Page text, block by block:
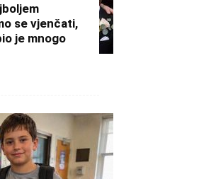
se vjenčati,
je mnogo